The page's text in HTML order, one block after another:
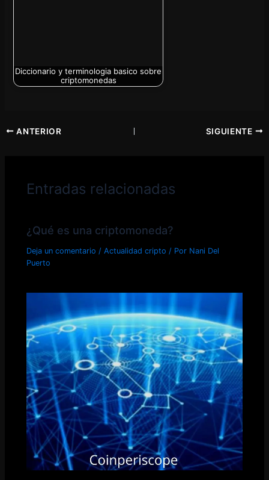
Diccionario y terminologia basico sobre
criptomonedas
ANTERIOR SIGUIENTE
Entradas relacionadas
¿Qué es una criptomoneda?
Deja un comentario /Actualidad cripto / Por Nani Del
Puerto